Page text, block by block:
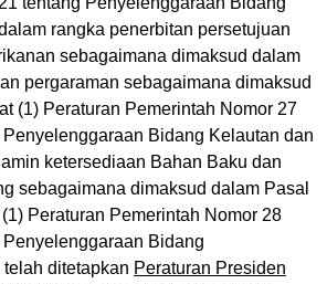
rangka penerbitan persetujuan
sebagaimana dimaksud dalam
pergaraman sebagaimana dimaksud
(1) Peraturan Pemerintah Nomor 27
Bidang Kelautan dan
ketersediaan Bahan Baku dan
sebagaimana dimaksud dalam Pasal
Peraturan Pemerintah Nomor 28
Bidang
ditetapkan Peraturan Presiden